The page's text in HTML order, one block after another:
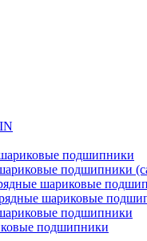
подшипники
подшипники
шариковые
шариковые
подшипники
подшипники